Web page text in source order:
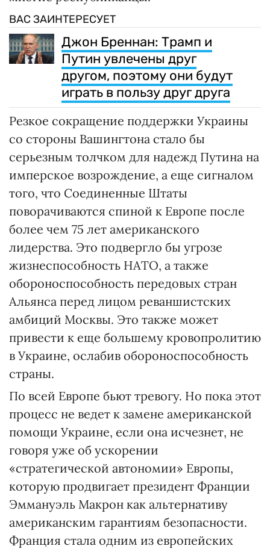
ВАС ЗАИНТЕРЕСУЕТ
Джон Бреннан: Трамп и
Путин увлечены друг
другом, поэтому они будут
играть в пользу друг друга
Резкое сокращение поддержки Украины
со стороны Вашингтона стало бы
серьезным толчком для надежд Путина на
имперское возрождение, а еще сигналом
того, что Соединенные Штаты
поворачиваются спиной к Европе после
более чем 75 лет американского
лидерства. Это подвергло бы угрозе
жизнеспособность НАТО, а также
обороноспособность передовых стран
Альянса перед лицом реваншистских
амбиций Москвы. Это также может
привести к еще большему кровопролитию
в Украине, ослабив обороноспособность
страны.
По всей Европе бьют тревогу. Но пока этот
процесс не ведет к замене американской
помощи Украине, если она исчезнет, не
говоря уже об ускорении
«стратегической автономии» Европы,
которую продвигает президент Франции
Эммануэль Макрон как альтернативу
американским гарантиям безопасности.
Франция стала одним из европейских